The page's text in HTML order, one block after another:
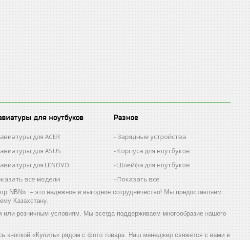
для ноутбуков
для ACER
для ASUS
для LENOVO
все модели
Разное
Зарядные устройства
Корпуса для ноутбуков
Шлейфа для ноутбуков
Показать все
NBN» – это надежное и выгодное сотрудничество! Мы предоставляем
Казахстану.
розничным условиям. Мы всегда поддерживаем многообразие нашего
кнопкой «Купить» рядом с фото товара. Наш менеджер свяжется с вами в